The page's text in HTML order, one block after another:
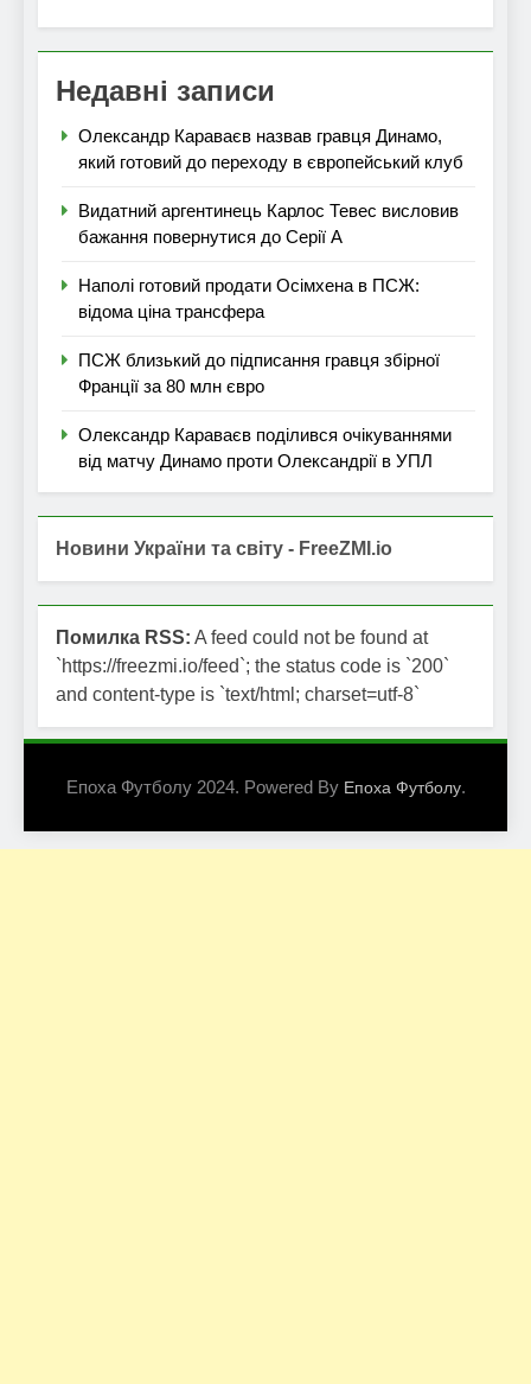
Недавні записи
Олександр Караваєв назвав гравця Динамо,
який готовий до переходу в європейський клуб
Видатний аргентинець Карлос Тевес висловив
бажання повернутися до Серії А
Наполі готовий продати Осімхена в ПСЖ:
відома ціна трансфера
ПСЖ близький до підписання гравця збірної
Франції за 80 млн євро
Олександр Караваєв поділився очікуваннями
від матчу Динамо проти Олександрії в УПЛ
Новини України та світу - FreeZMI.io
Помилка RSS: A feed could not be found at
`https://freezmi.io/feed`; the status code is `200`
and content-type is `text/html; charset=utf-8`
Епоха Футболу 2024. Powered By Епоха Футболу.